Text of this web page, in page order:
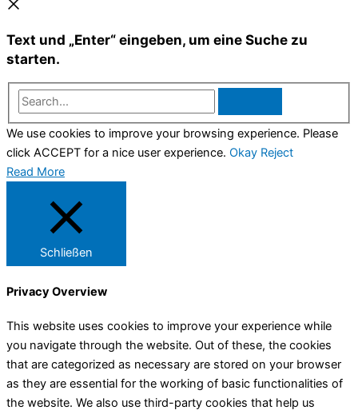
Text und „Enter“ eingeben, um eine Suche zu
starten.
Search...
We use cookies to improve your browsing experience. Please
click ACCEPT for a nice user experience. Okay Reject
Read More
Schließen
Privacy Overview
This website uses cookies to improve your experience while
you navigate through the website. Out of these, the cookies
that are categorized as necessary are stored on your browser
as they are essential for the working of basic functionalities of
the website. We also use third-party cookies that help us